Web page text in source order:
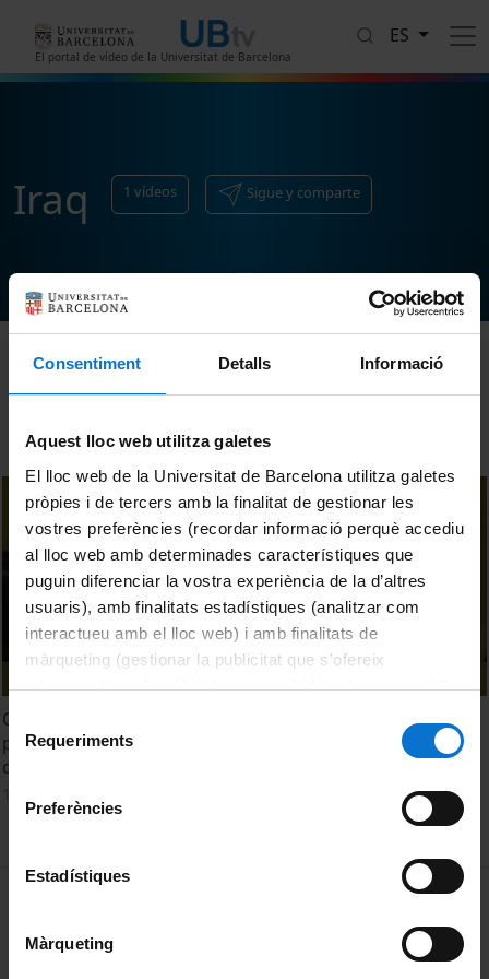
Consentiment Detalls Informació
Aquest lloc web utilitza galetes
El lloc web de la Universitat de Barcelona utilitza galetes
pròpies i de tercers amb la finalitat de gestionar les
vostres preferències (recordar informació perquè accediu
al lloc web amb determinades característiques que
puguin diferenciar la vostra experiència de la d’altres
usuaris), amb finalitats estadístiques (analitzar com
interactueu amb el lloc web) i amb finalitats de
màrqueting (gestionar la publicitat que s’ofereix
adequant-la en funció dels vostres hàbits de navegació).
consultar laPolítica de galetes del lloc web de la
Selecció
de
consentiment
Requeriments
Preferències
Estadístiques
Màrqueting
El portal de vídeo de la Universitat de Barcelona
ES
Iraq 1 vídeos Sigue y comparte
Cap a un nou Orient mitjà? Reptes i oportunitats per a la
pau. La visió des dels mitjans de comunicació de l'evolució
del conflicte a Síria i a l'Iraq
MENÚ PEU 1
Política de Cookies